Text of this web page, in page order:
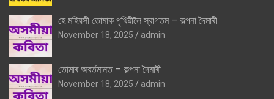
হে মহিয়সী তোমাক পৃথিৱীলৈ স্বাগতম – কল্পনা দৈমাৰী
November 18, 2025 admin
তোমাৰ অবৰ্তমানত – কল্পনা দৈমাৰী
November 18, 2025 admin